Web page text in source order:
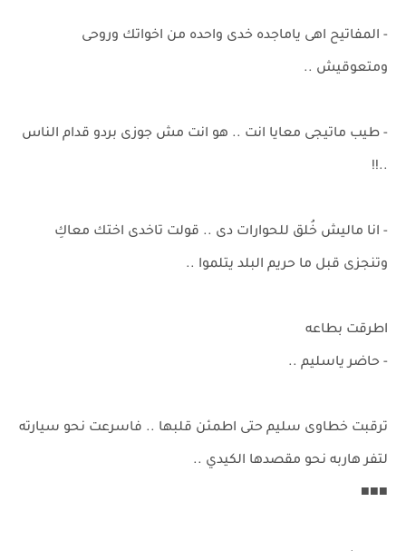
- المفاتيح اهى ياماجده خدى واحده من اخواتك وروحى
ومتعوقيش ..
- طيب ماتيجى معايا انت .. هو انت مش جوزى بردو قدام الناس
..!!
- انا ماليش خُلق للحوارات دى .. قولت تاخدى اختك معاكِ
وتنجزى قبل ما حريم البلد يتلموا ..
اطرقت بطاعه
- حاضر ياسليم ..
ترقبت خطاوى سليم حتى اطمئن قلبها .. فاسرعت نحو سيارته
لتفر هاربه نحو مقصدها الكيدي ..
■■■